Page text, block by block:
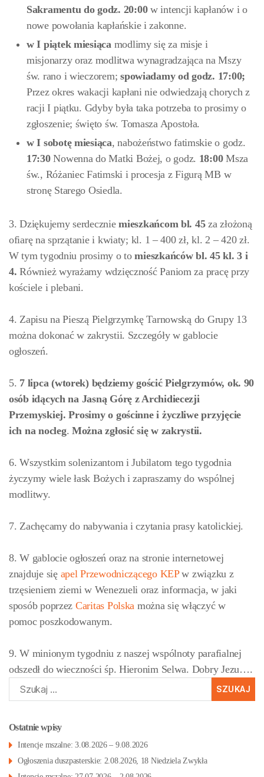
Sakramentu do godz. 20:00 w intencji kapłanów i o
nowe powołania kapłańskie i zakonne.
w I piątek miesiącamodlimy się za misje i
misjonarzy oraz modlitwa wynagradzająca na Mszy
św. rano i wieczorem;spowiadamy od godz. 17:00;
Przez okres wakacji kapłani nie odwiedzają chorych z
racji I piątku. Gdyby była taka potrzeba to prosimy o
zgłoszenie; święto św. Tomasza Apostoła.
w I sobotę miesiąca, nabożeństwo fatimskie o godz.
17:30Nowenna do Matki Bożej, o godz. 18:00Msza
św., Różaniec Fatimski i procesja z Figurą MB w
stronę Starego Osiedla.
3. Dziękujemy serdeczniemieszkańcom bl. 45za złożoną
ofiarę na sprzątanie i kwiaty; kl. 1 – 400 zł, kl. 2 – 420 zł.
W tym tygodniu prosimy o tomieszkańców bl. 45 kl. 3 i
4.Również wyrażamy wdzięczność Paniom za pracę przy
kościele i plebani.
4. Zapisu na Pieszą Pielgrzymkę Tarnowską do Grupy 13
można dokonać w zakrystii. Szczegóły w gablocie
ogłoszeń.
5. 7 lipca (wtorek) będziemy gościć Pielgrzymów, ok. 90
osób idących na Jasną Górę z Archidiecezji
Przemyskiej. Prosimy o gościnne i życzliwe przyjęcie
ich na nocleg. Można zgłosić się w zakrystii.
6. Wszystkim solenizantom i Jubilatom tego tygodnia
życzymy wiele łask Bożych i zapraszamy do wspólnej
modlitwy.
7. Zachęcamy do nabywania i czytania prasy katolickiej.
8. W gablocie ogłoszeń oraz na stronie internetowej
znajduje się apel Przewodniczącego KEPw związku z
trzęsieniem ziemi w Wenezueli oraz informacja, w jaki
sposób poprzez Caritas Polska można się włączyć w
pomoc poszkodowanym.
9. W minionym tygodniu z naszej wspólnoty parafialnej
odszedł do wieczności śp. Hieronim Selwa. Dobry Jezu….
Szukaj:
Ostatnie wpisy
Intencje mszalne: 3.08.2026 – 9.08.2026
Ogłoszenia duszpasterskie: 2.08.2026, 18 Niedziela Zwykła